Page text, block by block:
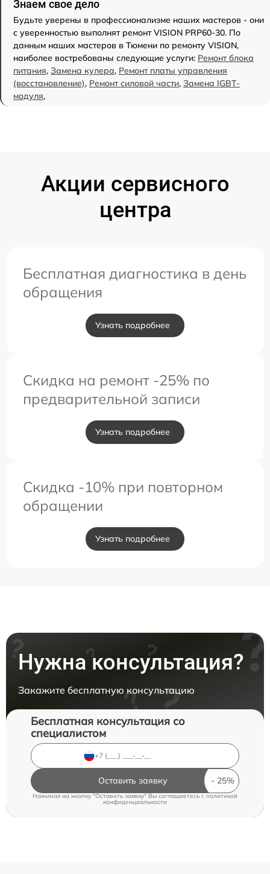
Знаем свое дело
Будьте уверены в профессионализме наших мастеров - они
с уверенностью выполнят ремонт VISION PRP60-30. По
данным наших мастеров в Тюмени по ремонту VISION,
наиболее востребованы следующие услуги: Ремонт блока
питания, Замена кулера, Ремонт платы управления
(восстановление), Ремонт силовой части, Замена IGBT-
модуля,
Акции сервисного
центра
Бесплатная диагностика в день
обращения
Узнать подробнее
Скидка на ремонт -25% по
предварительной записи
Узнать подробнее
Скидка -10% при повторном
обращении
Узнать подробнее
Нужна консультация?
Закажите бесплатную консультацию
Бесплатная консультация со
специалистом
Оставить заявку
Нажимая на кнопку "Оставить заявку" Вы соглашаетесь cполитикой
конфиденциальности